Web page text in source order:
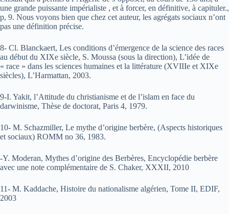
une grande puissante impérialiste , et à forcer, en définitive, à capituler.,
p, 9. Nous voyons bien que chez cet auteur, les agrégats sociaux n’ont
pas une définition précise.
8- Cl. Blanckaert, Les conditions d’émergence de la science des races
au début du XIXe siècle, S. Moussa (sous la direction), L’idée de
« race » dans les sciences humaines et la littérature (XVIIIe et XIXe
siècles), L’Harmattan, 2003.
9-I. Yakit, l’Attitude du christianisme et de l’islam en face du
darwinisme, Thèse de doctorat, Paris 4, 1979.
10- M. Schazmiller, Le mythe d’origine berbère, (Aspects historiques
et sociaux) ROMM no 36, 1983.
-Y. Moderan, Mythes d’origine des Berbères, Encyclopédie berbère
avec une note complémentaire de S. Chaker, XXXII, 2010
11- M. Kaddache, Histoire du nationalisme algérien, Tome II, EDIF,
2003